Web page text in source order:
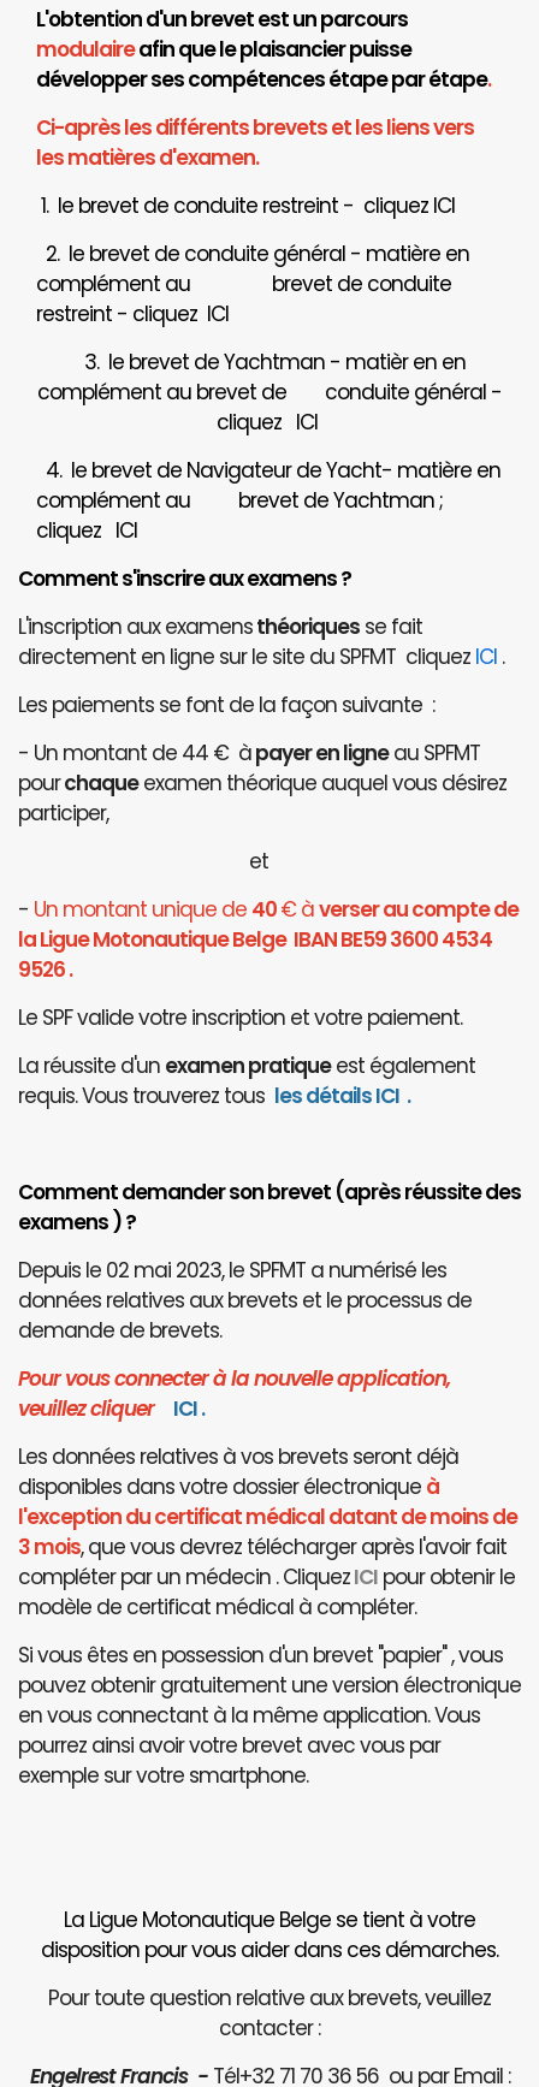
L'obtention d'un brevet est un parcours
modulaireafin que le plaisancier puisse
développer ses compétences étape par étape.
Ci-après les différents brevets et les liens vers
les matières d'examen.
1. le brevet de conduite restreint - cliquez ICI
2. le brevet de conduite général - matière en
complément au brevet de conduite
restreint - cliquez ICI
3. le brevet de Yachtman - matièr en en
complément au brevet de
conduite général -
cliquez ICI
4. le brevet de Navigateur de Yacht- matière en
complément au brevet de Yachtman ;
cliquez ICI
Comment s'inscrire aux examens ?
L'inscription aux examensthéoriques se fait
directement en ligne sur le site du SPFMT cliquez ICI .
Les paiements se font de la façon suivante :
- Un montant de 44 € àpayer en ligneau SPFMT
pourchaqueexamen théorique auquel vous désirez
participer,
et
- Un montant unique de 40€ àverser au compte de
la Ligue Motonautique Belge IBAN BE59 3600 4534
9526 .
Le SPF valide votre inscription et votre paiement.
La réussite d'un examen pratiqueest également
requis. Vous trouverez tous les détails ICI .
Comment demander son brevet (après réussite des
examens ) ?
Depuis le 02 mai 2023, le SPFMT a numérisé les
données relatives aux brevets et le processus de
demande de brevets.
Pour vous connecter à la nouvelle application,
veuillez cliquer ICI.
Les données relatives à vos brevets seront déjà
disponibles dans votre dossier électronique à
l'exception du certificat médical datant de moins de
3 mois, que vous devrez télécharger après l'avoir fait
compléter par un médecin . CliquezICI pour obtenir le
modèle de certificat médical à compléter.
Si vous êtes en possession d'un brevet "papier" , vous
pouvez obtenir gratuitement une version électronique
en vous connectant à la même application. Vous
pourrez ainsi avoir votre brevet avec vous par
exemple sur votre smartphone.
La Ligue Motonautique Belge se tient à votre
disposition pour vous aider dans ces démarches.
Pour toute question relative aux brevets, veuillez
contacter :
Engelrest Francis -Tél+32 71 70 36 56 ou par Email :